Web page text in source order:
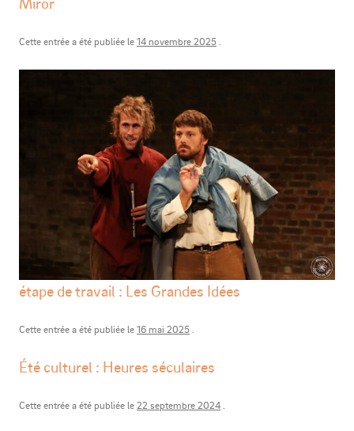
Cette entrée a été publiée le14 novembre 2025
étape de travail : Les Grandes Idées
Cette entrée a été publiée le16 mai 2025 .
Été culturel : Heures séculaires
Cette entrée a été publiée le22 septembre 2024 .